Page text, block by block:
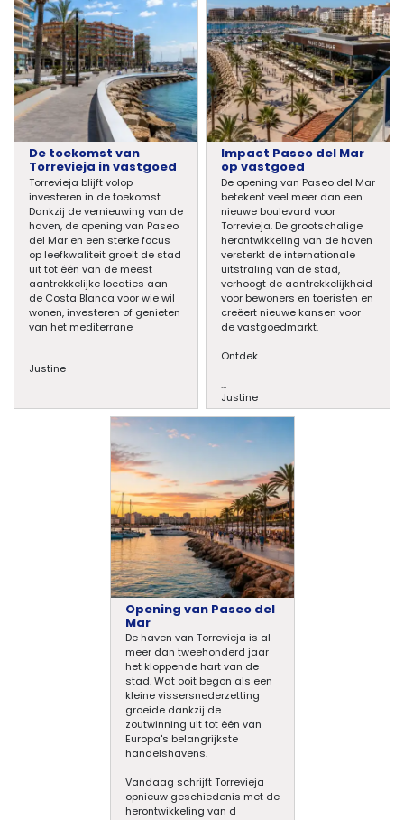
De toekomst van
Torrevieja in vastgoed
Torrevieja blijft volop
investeren in de toekomst.
Dankzij de vernieuwing van de
haven, de opening van Paseo
del Mar en een sterke focus
op leefkwaliteit groeit de stad
uit tot één van de meest
aantrekkelijke locaties aan
de Costa Blanca voor wie wil
wonen, investeren of genieten
van het mediterrane
...
Justine
Impact Paseo del Mar
op vastgoed
De opening van Paseo del Mar
betekent veel meer dan een
nieuwe boulevard voor
Torrevieja. De grootschalige
herontwikkeling van de haven
versterkt de internationale
uitstraling van de stad,
verhoogt de aantrekkelijkheid
voor bewoners en toeristen en
creëert nieuwe kansen voor
de vastgoedmarkt.
Ontdek
...
Justine
Opening van Paseo del
Mar
De haven van Torrevieja is al
meer dan tweehonderd jaar
het kloppende hart van de
stad. Wat ooit begon als een
kleine vissersnederzetting
groeide dankzij de
zoutwinning uit tot één van
Europa's belangrijkste
handelshavens.
Vandaag schrijft Torrevieja
opnieuw geschiedenis met de
herontwikkeling van d